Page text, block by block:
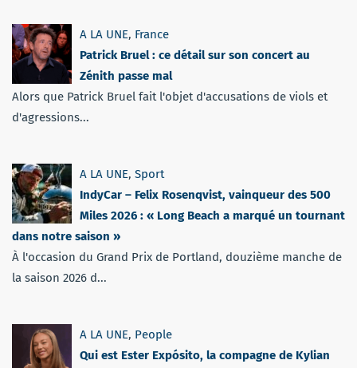
A LA UNE, France
Patrick Bruel : ce détail sur son concert au
Zénith passe mal
Alors que Patrick Bruel fait l'objet d'accusations de viols et
d'agressions...
A LA UNE, Sport
IndyCar – Felix Rosenqvist, vainqueur des 500
Miles 2026 : « Long Beach a marqué un tournant
dans notre saison »
À l'occasion du Grand Prix de Portland, douzième manche de
la saison 2026 d...
A LA UNE, People
Qui est Ester Expósito, la compagne de Kylian